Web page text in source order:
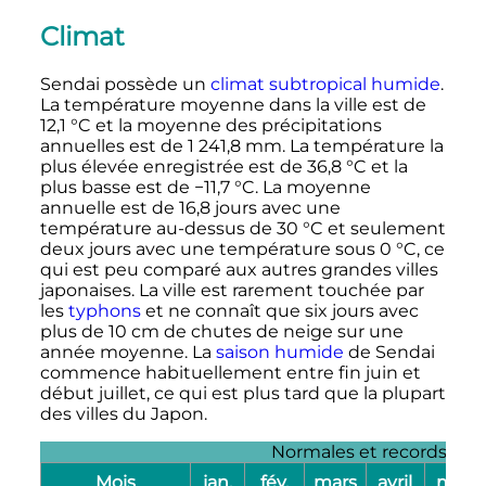
Climat
Sendai possède un climat subtropical humide.
La température moyenne dans la ville est de
12,1 °C et la moyenne des précipitations
annuelles est de 1 241,8 mm. La température la
plus élevée enregistrée est de 36,8 °C et la
plus basse est de −11,7 °C. La moyenne
annuelle est de 16,8 joursavec une
température au-dessus de 30 °C et seulement
deux jours avec une température sous 0 °C, ce
qui est peu comparé aux autres grandes villes
japonaises. La ville est rarement touchée par
les typhonset ne connaît que six jours avec
plus de 10 cm de chutes de neige sur une
année moyenne. La saison humide de Sendai
commence habituellement entre fin juin et
début juillet, ce qui est plus tard que la plupart
des villes du Japon.
Normales et records
Mois
jan. fév. mars avril mai